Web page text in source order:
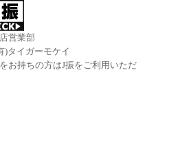
営業部
タイガーモケイ
お持ちの方はJ振をご利用いただ